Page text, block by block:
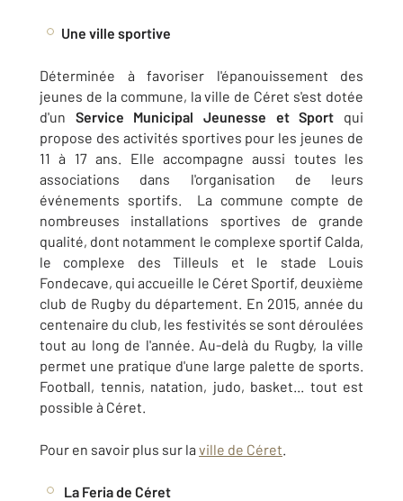
Une ville sportive
Déterminée à favoriser l'épanouissement des
jeunes de la commune, la ville de Céret s'est dotée
d'un Service Municipal Jeunesse et Sport qui
propose des activités sportives pour les jeunes de
11 à 17 ans. Elle accompagne aussi toutes les
associations dans l'organisation de leurs
événements sportifs. La commune compte de
nombreuses installations sportives de grande
qualité, dont notamment le complexe sportif Calda,
le complexe des Tilleuls et le stade Louis
Fondecave, qui accueille le Céret Sportif, deuxième
club de Rugby du département. En 2015, année du
centenaire du club, les festivités se sont déroulées
tout au long de l'année. Au-delà du Rugby, la ville
permet une pratique d'une large palette de sports.
Football, tennis, natation, judo, basket... tout est
possible à Céret.
Pour en savoir plus sur la ville de Céret.
La Feria de Céret